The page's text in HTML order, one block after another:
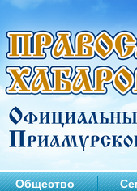
Общество